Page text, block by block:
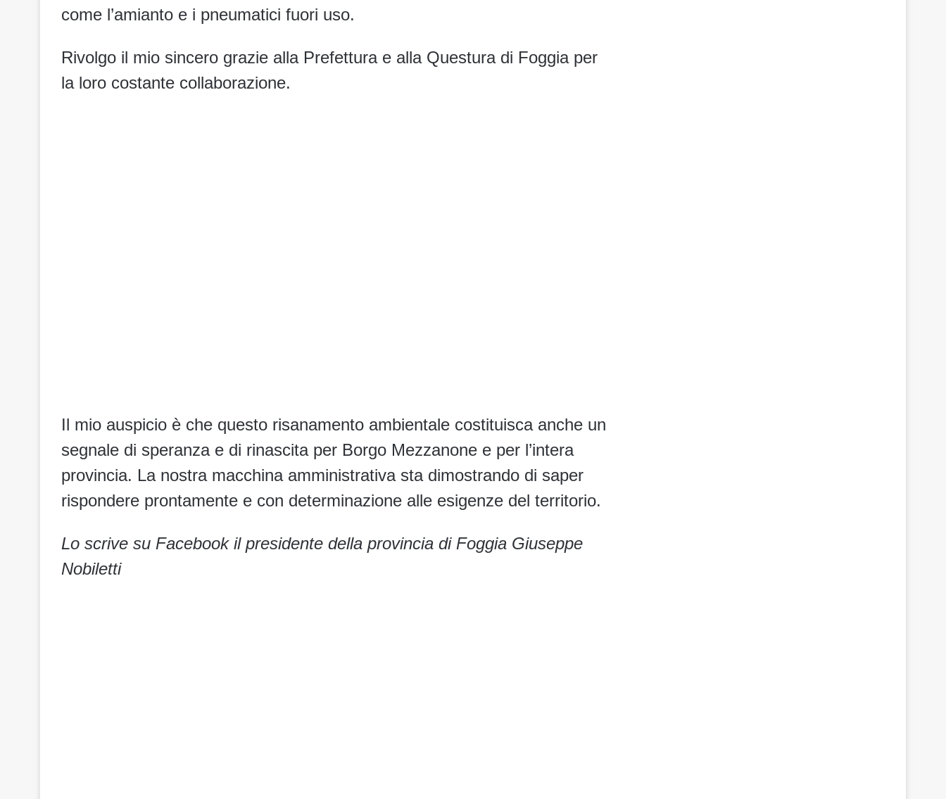
come l’amianto e i pneumatici fuori uso.
Rivolgo il mio sincero grazie alla Prefettura e alla Questura di Foggia per
la loro costante collaborazione.
Il mio auspicio è che questo risanamento ambientale costituisca anche un
segnale di speranza e di rinascita per Borgo Mezzanone e per l’intera
provincia. La nostra macchina amministrativa sta dimostrando di saper
rispondere prontamente e con determinazione alle esigenze del territorio.
Lo scrive su Facebook il presidente della provincia di Foggia Giuseppe
Nobiletti